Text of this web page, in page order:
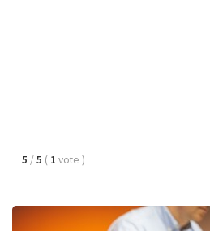
5 /5 ( 1 vote )